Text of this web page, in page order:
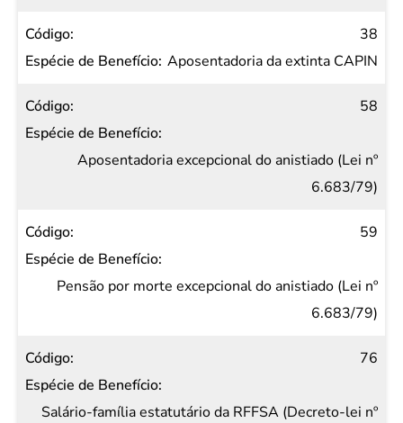
38
Aposentadoria da extinta CAPIN
58
Aposentadoria excepcional do anistiado (Lei nº
6.683/79)
59
Pensão por morte excepcional do anistiado (Lei nº
6.683/79)
76
Salário-família estatutário da RFFSA (Decreto-lei nº